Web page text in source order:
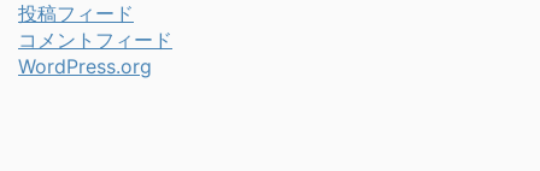
投稿フィード
コメントフィード
WordPress.org